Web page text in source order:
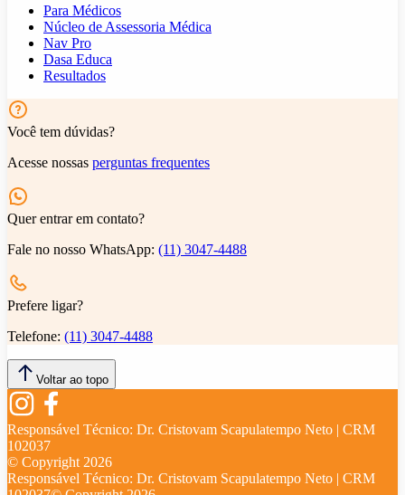
Para Médicos
Núcleo de Assessoria Médica
Nav Pro
Dasa Educa
Resultados
Você tem dúvidas?
Acesse nossas perguntas frequentes
Quer entrar em contato?
Fale no nosso WhatsApp: (11) 3047-4488
Prefere ligar?
Telefone: (11) 3047-4488
Voltar ao topo
Responsável Técnico: Dr. Cristovam Scapulatempo Neto | CRM
102037
© Copyright 2026
Responsável Técnico: Dr. Cristovam Scapulatempo Neto | CRM